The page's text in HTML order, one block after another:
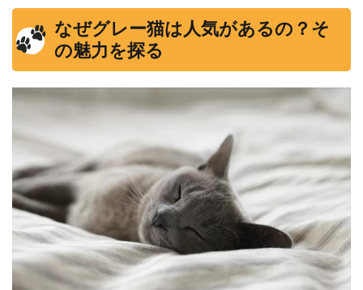
なぜグレー猫は人気があるの？そ
の魅力を探る